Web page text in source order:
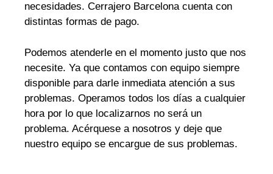
necesidades. Cerrajero Barcelona cuenta con
distintas formas de pago.
Podemos atenderle en el momento justo que nos
necesite. Ya que contamos con equipo siempre
disponible para darle inmediata atención a sus
problemas. Operamos todos los días a cualquier
hora por lo que localizarnos no será un
problema. Acérquese a nosotros y deje que
nuestro equipo se encargue de sus problemas.